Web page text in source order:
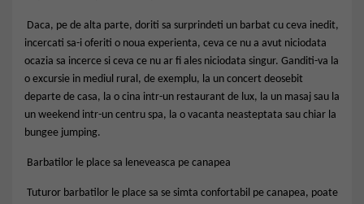
Daca, pe de alta parte, doriti sa surprindeti un barbat cu ceva inedit,
incercati sa-i oferiti o noua experienta, ceva ce nu a avut niciodata
ocazia sa incerce si ceva ce nu ar fi ales niciodata singur. Ganditi-va la
o excursie in mediul rural, de exemplu, la un concert deosebit
departe de casa, la o cina intr-un restaurant de lux, la un masaj sau la
un weekend intr-un centru spa, la o vacanta neasteptata sau chiar la
bungee jumping.
Barbatilor le place sa leneveasca pe canapea
Tuturor barbatilor le place sa se simta confortabil pe canapea, poate